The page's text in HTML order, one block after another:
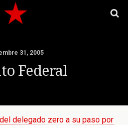
31, 2005
Federal
delegado zero a su paso por